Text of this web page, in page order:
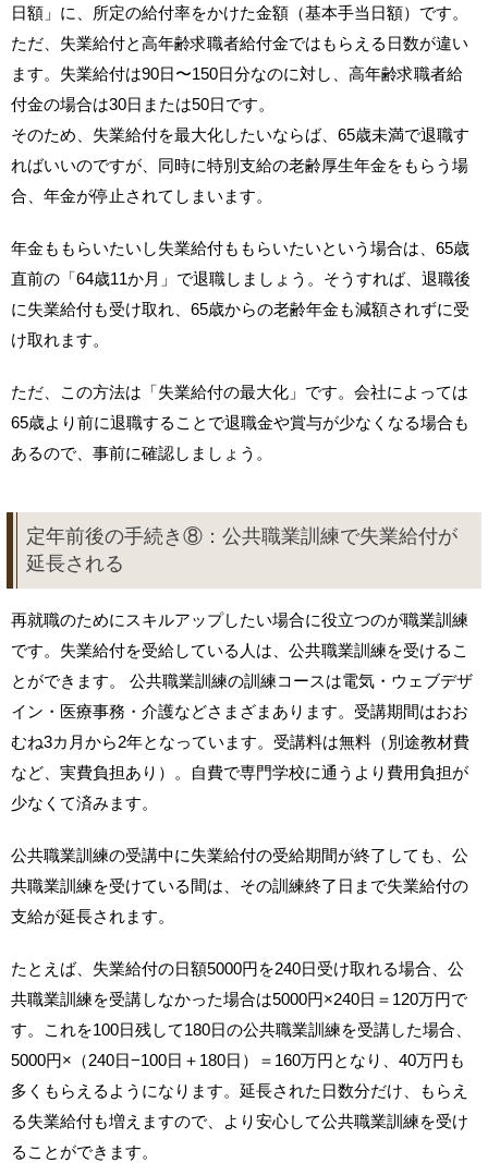
日額」に、所定の給付率をかけた金額（基本手当日額）です。
ただ、失業給付と高年齢求職者給付金ではもらえる日数が違い
ます。失業給付は90日〜150日分なのに対し、高年齢求職者給
付金の場合は30日または50日です。
そのため、失業給付を最大化したいならば、65歳未満で退職す
ればいいのですが、同時に特別支給の老齢厚生年金をもらう場
合、年金が停止されてしまいます。
年金ももらいたいし失業給付ももらいたいという場合は、65歳
直前の「64歳11か月」で退職しましょう。そうすれば、退職後
に失業給付も受け取れ、65歳からの老齢年金も減額されずに受
け取れます。
ただ、この方法は「失業給付の最大化」です。会社によっては
65歳より前に退職することで退職金や賞与が少なくなる場合も
あるので、事前に確認しましょう。
定年前後の手続き⑧：公共職業訓練で失業給付が
延長される
再就職のためにスキルアップしたい場合に役立つのが職業訓練
です。失業給付を受給している人は、公共職業訓練を受けるこ
とができます。 公共職業訓練の訓練コースは電気・ウェブデザ
イン・医療事務・介護などさまざまあります。受講期間はおお
むね3カ月から2年となっています。受講料は無料（別途教材費
など、実費負担あり）。自費で専門学校に通うより費用負担が
少なくて済みます。
公共職業訓練の受講中に失業給付の受給期間が終了しても、公
共職業訓練を受けている間は、その訓練終了日まで失業給付の
支給が延長されます。
たとえば、失業給付の日額5000円を240日受け取れる場合、公
共職業訓練を受講しなかった場合は5000円×240日＝120万円で
す。これを100日残して180日の公共職業訓練を受講した場合、
5000円×（240日−100日＋180日）＝160万円となり、40万円も
多くもらえるようになります。延長された日数分だけ、もらえ
る失業給付も増えますので、より安心して公共職業訓練を受け
ることができます。